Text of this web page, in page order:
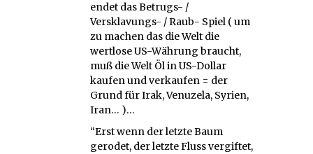
endet das Betrugs- /
Versklavungs- / Raub- Spiel ( um
zu machen das die Welt die
wertlose US-Währung braucht,
muß die Welt Öl in US-Dollar
kaufen und verkaufen = der
Grund für Irak, Venuzela, Syrien,
Iran… )…
“Erst wenn der letzte Baum
gerodet, der letzte Fluss vergiftet,